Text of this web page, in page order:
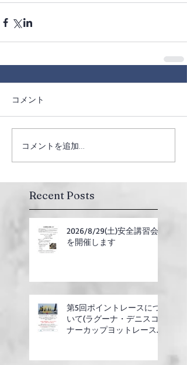
コメント
コメントを追加…
Recent Posts
2026/8/29(土)安全講習会
を開催します
第5回ポイントレースにつ
いて(ラグーナ・デニスコ
ナーカップヨットレース合